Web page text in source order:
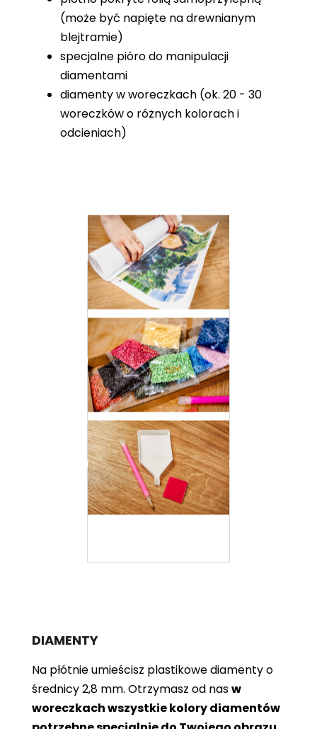
(może być napięte na drewnianym
blejtramie)
specjalne pióro do manipulacji
diamentami
diamenty w woreczkach (ok. 20 - 30
woreczków o różnych kolorach i
odcieniach)
DIAMENTY
Na płótnie umieścisz plastikowe diamenty o
średnicy 2,8 mm. Otrzymasz od nasw
woreczkach wszystkie kolory diamentów